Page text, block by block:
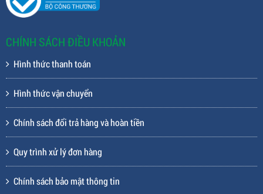
CHÍNH SÁCH ĐIỀU KHOẢN
Hình thức thanh toán
Hình thức vận chuyển
Chính sách đổi trả hàng và hoàn tiền
Quy trình xử lý đơn hàng
Chính sách bảo mật thông tin